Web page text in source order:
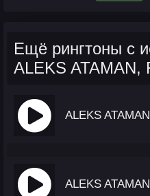
Ещё рингтоны с
ALEKS ATAMAN,
ALEKS